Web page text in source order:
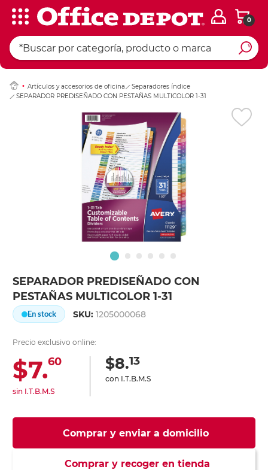
0
Artículos y accesorios de oficina
Separadores índice
SEPARADOR PREDISEÑADO CON PESTAÑAS MULTICOLOR 1-31
SEPARADOR PREDISEÑADO CON
PESTAÑAS MULTICOLOR 1-31
En stock SKU:1205000068
Precio exclusivo online:
$7.60
sin I.T.B.M.S
$8.13
con I.T.B.M.S
Comprar y enviar a domicilio
Comprar y recoger en tienda
Ingresar Codigo